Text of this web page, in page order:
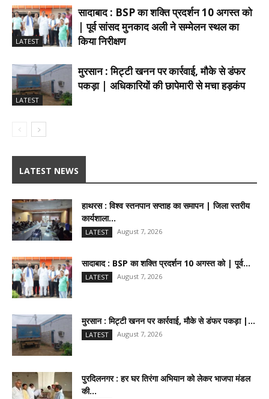
LATEST
सादाबाद : BSP का शक्ति प्रदर्शन 10 अगस्त को
| पूर्व सांसद मुनकाद अली ने सम्मेलन स्थल का
किया निरीक्षण
LATEST
मुरसान : मिट्टी खनन पर कार्रवाई, मौके से डंफर
पकड़ा | अधिकारियों की छापेमारी से मचा हड़कंप
LATEST NEWS
हाथरस : विश्व स्तनपान सप्ताह का समापन | जिला स्तरीय
कार्यशाला...
LATEST August 7, 2026
सादाबाद : BSP का शक्ति प्रदर्शन 10 अगस्त को | पूर्व...
LATEST August 7, 2026
मुरसान : मिट्टी खनन पर कार्रवाई, मौके से डंफर पकड़ा |...
LATEST August 7, 2026
पुरदिलनगर : हर घर तिरंगा अभियान को लेकर भाजपा मंडल
की...